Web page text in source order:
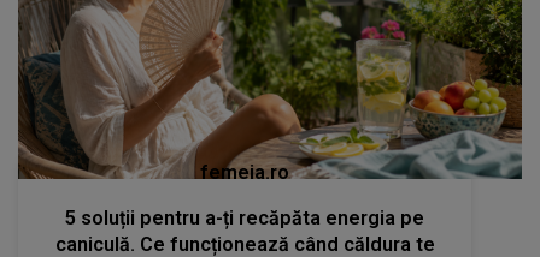
femeia.ro
5 soluții pentru a-ți recăpăta energia pe
caniculă. Ce funcționează când căldura te